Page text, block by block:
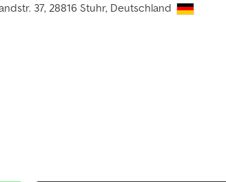
37, 28816 Stuhr, Deutschland